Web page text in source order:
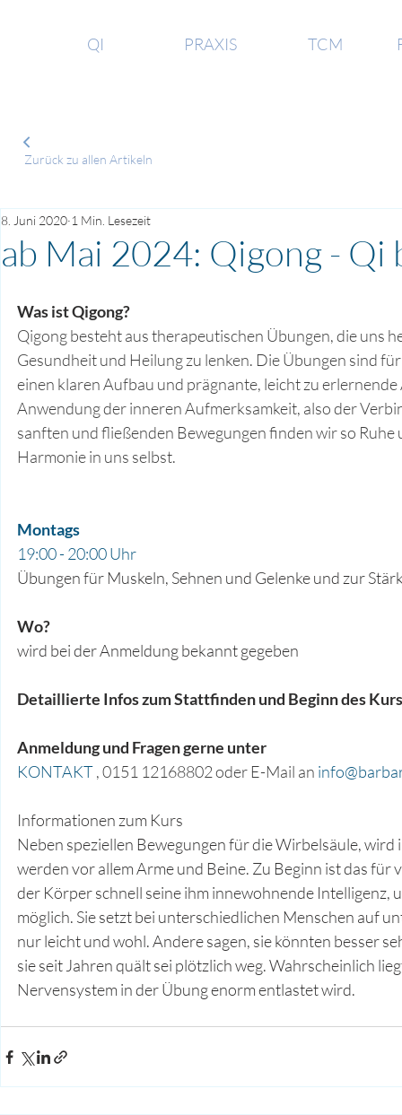
QI PRAXIS TCM
Zurück zu allen Artikeln
ab Mai 2024: Qigong - Qi
8. Juni 2020 1 Min. Lesezeit
Was ist Qigong?
Qigong besteht aus therapeutischen Übungen, die uns
Gesundheit und Heilung zu lenken. Die Übungen sind
einen klaren Aufbau und prägnante, leicht zu
Anwendung der inneren Aufmerksamkeit, also der
sanften und fließenden Bewegungen finden wir so
Harmonie in uns selbst.
Montags
19:00 - 20:00 Uhr
Übungen für Muskeln, Sehnen und Gelenke und zur
Wo?
wird bei der Anmeldung bekannt gegeben
Detaillierte Infos zum Stattfinden und Beginn des
Anmeldung und Fragen gerne unter
KONTAKT , 0151 12168802 oder E-Mail an i
Informationen zum Kurs
Neben speziellen Bewegungen für die Wirbelsäule,
werden vor allem Arme und Beine. Zu Beginn ist das
der Körper schnell seine ihm innewohnende
möglich. Sie setzt bei unterschiedlichen Menschen auf
nur leicht und wohl. Andere sagen, sie könnten besser
sie seit Jahren quält sei plötzlich weg. Wahrscheinlich
Nervensystem in der Übung enorm entlastet wird.